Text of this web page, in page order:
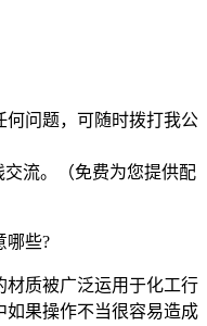
何问题，可随时拨打我公
流。（免费为您提供配
些?
质被广泛运用于化工行
如果操作不当很容易造成